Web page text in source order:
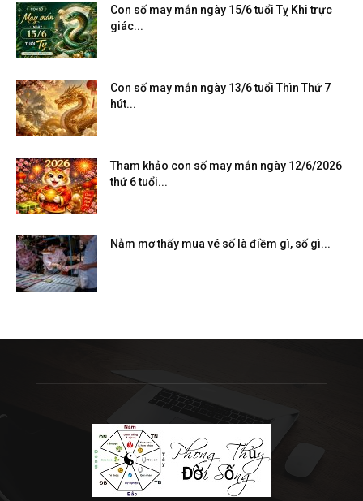
Con số may mắn ngày 15/6 tuổi Tỵ Khi trực
giác...
Con số may mắn ngày 13/6 tuổi Thìn Thứ 7
hút...
Tham khảo con số may mắn ngày 12/6/2026
thứ 6 tuổi...
Nằm mơ thấy mua vé số là điềm gì, số gì...